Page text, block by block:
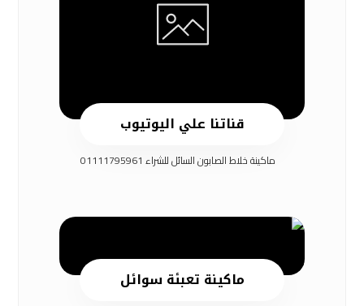
قناتنا علي اليوتيوب
ماكينة خلاط الصابون السائل للشراء 01111795961
ماكينة تعبئة سوائل